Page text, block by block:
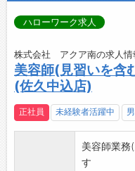
ハローワーク求人
株式会社 アクア南の求人情
美容師(見習いを含
(佐久中込店)
正社員 未経験者活躍中
美容師業務
す